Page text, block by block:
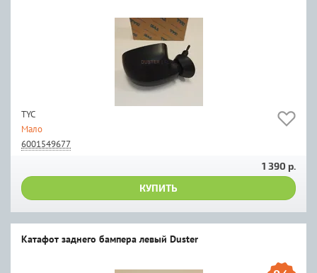
TYC
Мало
6001549677
1 390 р.
КУПИТЬ
Катафот заднего бампера левый Duster